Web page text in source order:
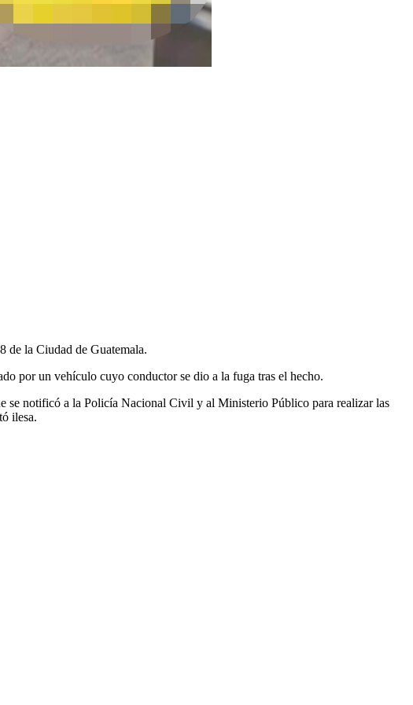
de la Ciudad de Guatemala.
por un vehículo cuyo conductor se dio a la fuga tras el hecho.
se notificó a la Policía Nacional Civil y al Ministerio Público para realizar las
ilesa.